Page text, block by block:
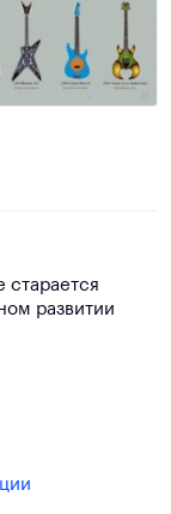
старается
развитии